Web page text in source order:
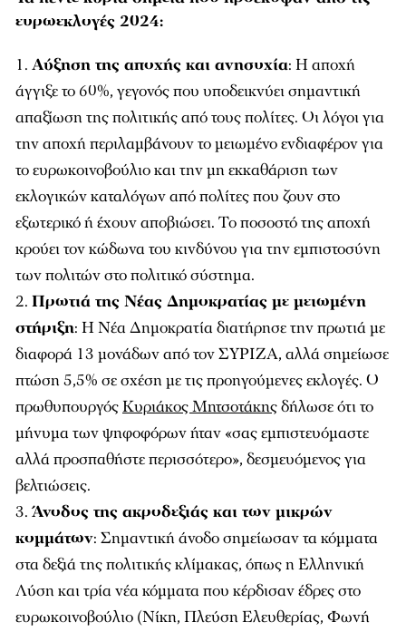
ευρωεκλογές 2024:
Αύξηση της αποχής και ανησυχία: Η αποχή
άγγιξε το 60%, γεγονός που υποδεικνύει σημαντική
απαξίωση της πολιτικής από τους πολίτες. Οι λόγοι για
την αποχή περιλαμβάνουν το μειωμένο ενδιαφέρον για
το ευρωκοινοβούλιο και την μη εκκαθάριση των
εκλογικών καταλόγων από πολίτες που ζουν στο
εξωτερικό ή έχουν αποβιώσει. Το ποσοστό της αποχή
κρούει τον κώδωνα του κινδύνου για την εμπιστοσύνη
των πολιτών στο πολιτικό σύστημα.
Πρωτιά της Νέας Δημοκρατίας με μειωμένη
στήριξη: Η Νέα Δημοκρατία διατήρησε την πρωτιά με
διαφορά 13 μονάδων από τον ΣΥΡΙΖΑ, αλλά σημείωσε
πτώση 5,5% σε σχέση με τις προηγούμενες εκλογές. Ο
πρωθυπουργόςΚυριάκος Μητσοτάκηςδήλωσε ότι το
μήνυμα των ψηφοφόρων ήταν «σας εμπιστευόμαστε
αλλά προσπαθήστε περισσότερο», δεσμευόμενος για
βελτιώσεις.
Άνοδος της ακροδεξιάς και των μικρών
κομμάτων: Σημαντική άνοδο σημείωσαν τα κόμματα
στα δεξιά της πολιτικής κλίμακας, όπως η Ελληνική
Λύση και τρία νέα κόμματα που κέρδισαν έδρες στο
ευρωκοινοβούλιο (Νίκη, Πλεύση Ελευθερίας, Φωνή